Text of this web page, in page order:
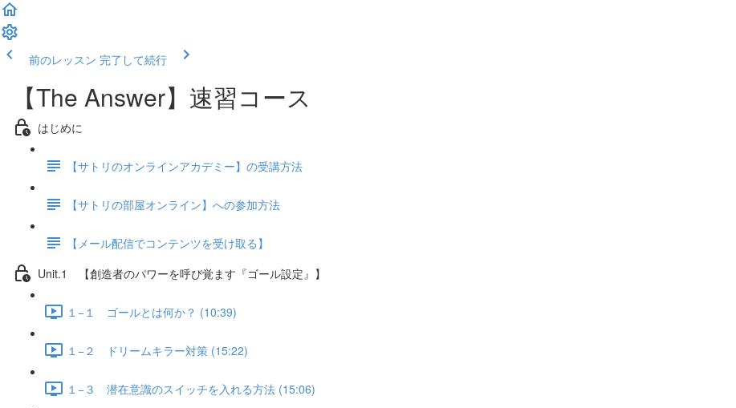
前のレッスン 完了して続行
【The Answer】速習コース
はじめに
【サトリのオンラインアカデミー】の受講方法
【サトリの部屋オンライン】への参加方法
【メール配信でコンテンツを受け取る】
Unit.1 【創造者のパワーを呼び覚ます『ゴール設定』】
１−１ ゴールとは何か？ (10:39)
１−２ ドリームキラー対策 (15:22)
１−３ 潜在意識のスイッチを入れる方法 (15:06)